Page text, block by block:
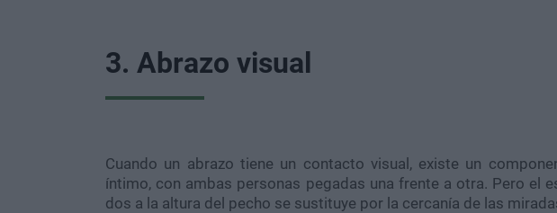
3. Abrazo visual
Cuando un abrazo tiene un contacto visual, existe un
íntimo, con ambas personas pegadas una frente a otra. Pero el
dos a la altura del pecho se sustituye por la cercanía de las